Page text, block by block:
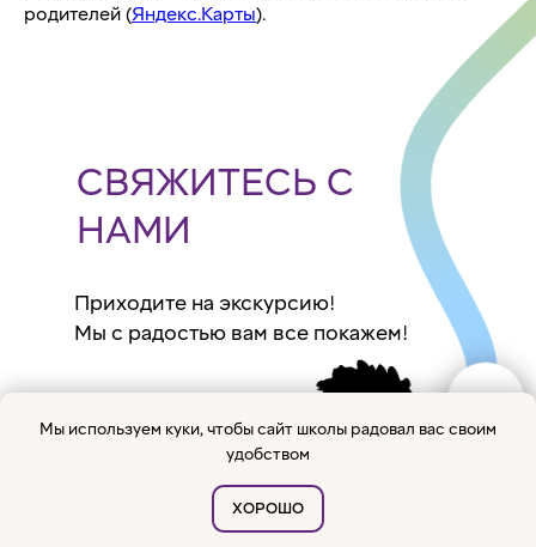
родителей (Яндекс.Карты).
СВЯЖИТЕСЬ С
НАМИ
Приходите на экскурсию!
Мы с радостью вам все покажем!
Мы используем куки, чтобы сайт школы радовал вас своим
удобством
ХОРОШО